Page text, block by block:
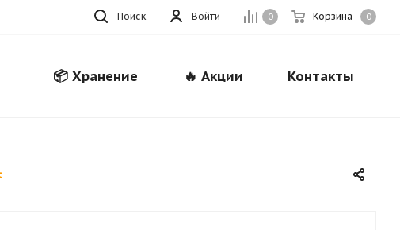
0 Корзина 0
Войти
Поиск
📦 Хранение 🔥 Акции Контакты